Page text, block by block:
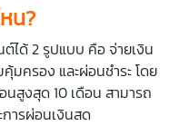
น?
ต์ได้ 2 รูปแบบ คือ จ่ายเงิน
ครอง และผ่อนชำระ โดย
นสูงสุด 10 เดือน สามารถ
ารผ่อนเงินสด